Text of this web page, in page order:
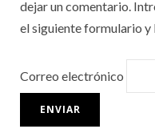
dejar un comentario.
el siguiente formulario y
Correo electrónico